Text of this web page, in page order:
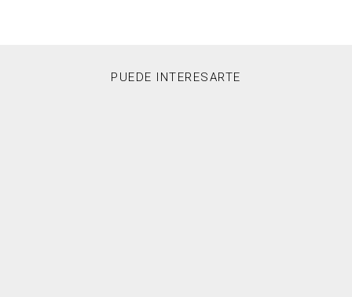
PUEDE INTERESARTE